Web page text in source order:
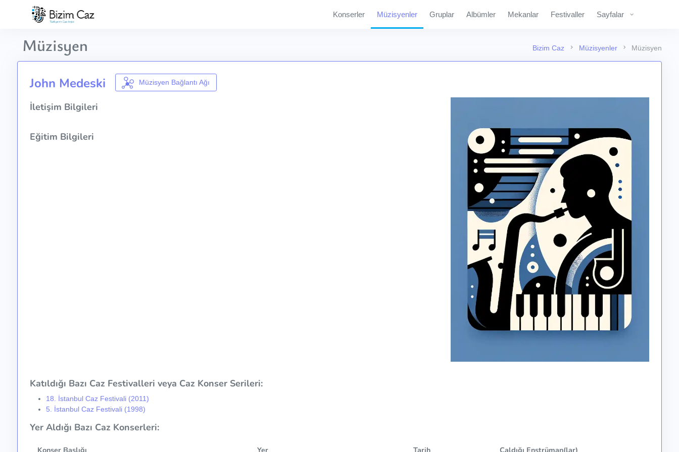
Konserler Müzisyenler Gruplar Albümler Mekanlar Festivaller Sayfalar
Bizim Caz Müzisyenler Müzisyen
Müzisyen
John Medeski Müzisyen Bağlantı Ağı
İletişim Bilgileri
Eğitim Bilgileri
Katıldığı Bazı Caz Festivalleri veya Caz Konser Serileri:
18. İstanbul Caz Festivali (2011)
5. İstanbul Caz Festivali (1998)
Yer Aldığı Bazı Caz Konserleri:
Konser Başlığı Yer Tarih Çaldığı Enstrüman(lar)